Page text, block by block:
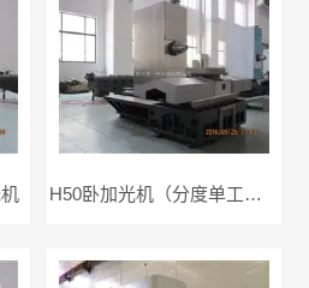
H50卧加光机（分度单工作台）